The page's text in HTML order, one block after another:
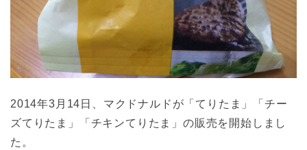
2014年3月14日、マクドナルドが「てりたま」「チー
ズてりたま」「チキンてりたま」の販売を開始しまし
た。